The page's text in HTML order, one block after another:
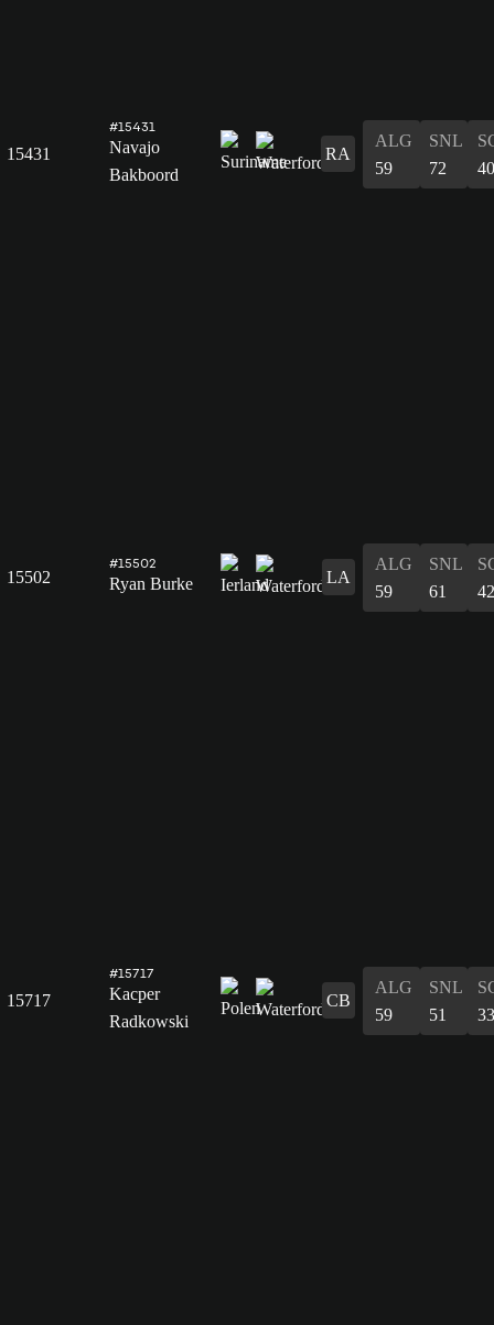
15431
#15431
Navajo
Bakboord
RA
ALG
59
SNL
72
40
15502
#15502
Ryan Burke LA
ALG
59
SNL
61
42
15717
#15717
Kacper
Radkowski
CB
ALG
59
SNL
51
33